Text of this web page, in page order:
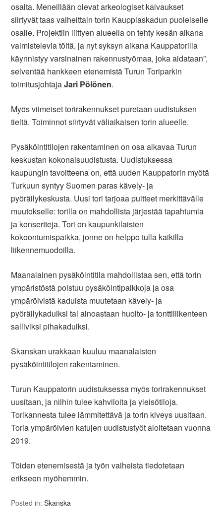
osalta. Meneillään olevat arkeologiset kaivaukset
siirtyvät taas vaiheittain torin Kauppiaskadun puoleiselle
osalle. Projektiin liittyen alueella on tehty kesän aikana
valmistelevia töitä, ja nyt syksyn aikana Kauppatorilla
käynnistyy varsinainen rakennustyömaa, joka aidataan”,
selventää hankkeen etenemistä Turun Toriparkin
toimitusjohtajaJari Pölönen.
Myös viimeiset torirakennukset puretaan uudistuksen
tieltä. Toiminnot siirtyvät väliaikaisen torin alueelle.
Pysäköintitilojen rakentaminen on osa alkavaa Turun
keskustan kokonaisuudistusta. Uudistuksessa
kaupungin tavoitteena on, että uuden Kauppatorin myötä
Turkuun syntyy Suomen paras kävely- ja
pyöräilykeskusta. Uusi tori tarjoaa puitteet merkittävälle
muutokselle: torilla on mahdollista järjestää tapahtumia
ja konsertteja. Tori on kaupunkilaisten
kokoontumispaikka, jonne on helppo tulla kaikilla
liikennemuodoilla.
Maanalainen pysäköintitila mahdollistaa sen, että torin
ympäristöstä poistuu pysäköintipaikkoja ja osa
ympäröivistä kaduista muutetaan kävely- ja
pyöräilykaduiksi tai ainoastaan huolto- ja tonttiliikenteen
salliviksi pihakaduiksi.
Skanskan urakkaan kuuluu maanalaisten
pysäköintitilojen rakentaminen.
Turun Kauppatorin uudistuksessa myös torirakennukset
uusitaan, ja niihin tulee kahviloita ja yleisötiloja.
Torikannesta tulee lämmitettävä ja torin kiveys uusitaan.
Toria ympäröivien katujen uudistustyöt aloitetaan vuonna
2019.
Töiden etenemisestä ja työn vaiheista tiedotetaan
erikseen myöhemmin.
Posted in:Skanska